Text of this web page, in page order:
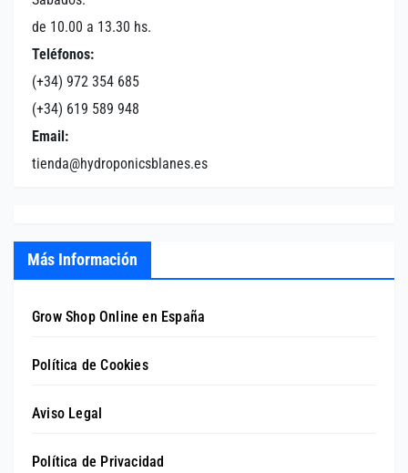
de 10.00 a 13.30 hs.
Teléfonos:
(+34) 972 354 685
(+34) 619 589 948
Email:
tienda@hydroponicsblanes.es
Más Información
Grow Shop Online en España
Política de Cookies
Aviso Legal
Política de Privacidad